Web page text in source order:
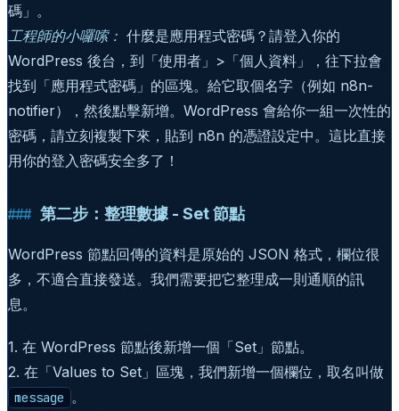
碼」。
工程師的小囉嗦： 什麼是應用程式密碼？請登入你的
WordPress 後台，到「使用者」>「個人資料」，往下拉會
找到「應用程式密碼」的區塊。給它取個名字（例如 n8n-
notifier），然後點擊新增。WordPress 會給你一組一次性的
密碼，請立刻複製下來，貼到 n8n 的憑證設定中。這比直接
用你的登入密碼安全多了！
第二步：整理數據 - Set 節點
WordPress 節點回傳的資料是原始的 JSON 格式，欄位很
多，不適合直接發送。我們需要把它整理成一則通順的訊
息。
1. 在 WordPress 節點後新增一個「Set」節點。
2. 在「Values to Set」區塊，我們新增一個欄位，取名叫做
message 。